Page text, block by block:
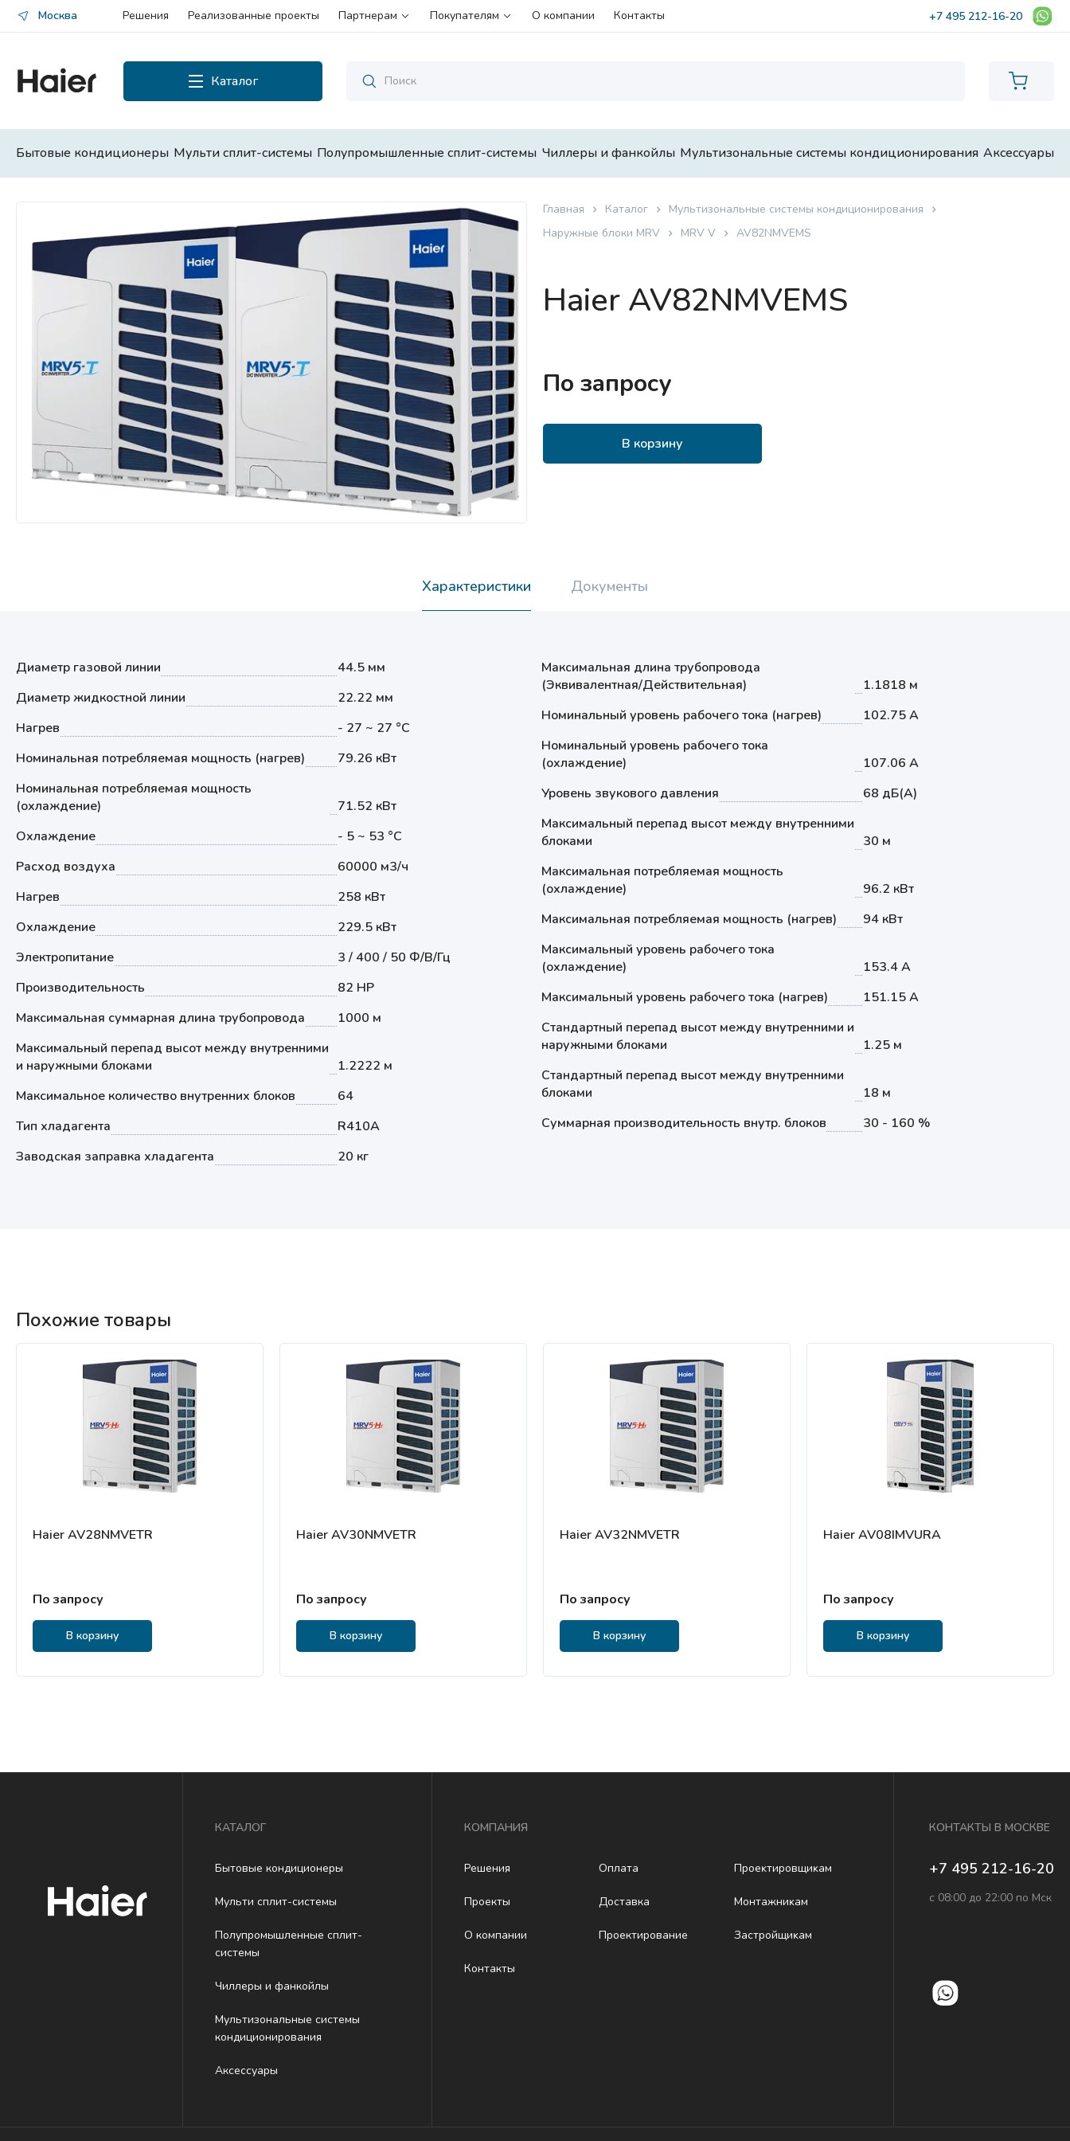
Москва Решения Реализованные проекты Партнерам Покупателям О компании Контакты +7 495 212-16-20
Каталог
Бытовые кондиционеры Мульти сплит-системы Полупромышленные сплит-системы Чиллеры и фанкойлы Мультизональные системы кондиционирования Аксессуары
Каталог Смотреть все
Мульти сплит-системы
Полупромышленные сплит-
системы
Чиллеры и фанкойлы
Мультизональные системы
кондиционирования
Аксессуары
Главная Каталог
Мультизональные системы кондиционирования
Наружные блоки MRV
MRV V AV82NMVEMS
Haier AV82NMVEMS
По запросу
В корзину
Характеристики Документы
Диаметр газовой линии
44.5 мм
Диаметр жидкостной линии
22.22 мм
Нагрев
- 27 ~ 27 °С
Номинальная потребляемая мощность (нагрев)
79.26 кВт
Номинальная потребляемая мощность
(охлаждение)
71.52 кВт
Охлаждение
- 5 ~ 53 °С
Расход воздуха
60000 м3/ч
Нагрев
258 кВт
Охлаждение
229.5 кВт
Электропитание
3 / 400 / 50 Ф/В/Гц
Производительность
82 HP
Максимальная суммарная длина трубопровода
1000 м
Максимальный перепад высот между внутренними
и наружными блоками
1.2222 м
Максимальное количество внутренних блоков
64
Тип хладагента
R410A
Заводская заправка хладагента
20 кг
Максимальная длина трубопровода
(Эквивалентная/Действительная)
1.1818 м
Номинальный уровень рабочего тока (нагрев)
102.75 А
Номинальный уровень рабочего тока
(охлаждение)
107.06 А
Уровень звукового давления
68 дБ(А)
Максимальный перепад высот между внутренними
блоками
30 м
Максимальная потребляемая мощность
(охлаждение)
96.2 кВт
Максимальная потребляемая мощность (нагрев)
94 кВт
Максимальный уровень рабочего тока
(охлаждение)
153.4 А
Максимальный уровень рабочего тока (нагрев)
151.15 А
Стандартный перепад высот между внутренними и
наружными блоками
1.25 м
Стандартный перепад высот между внутренними
блоками
18 м
Суммарная производительность внутр. блоков
30 - 160 %
Похожие товары
Haier AV28NMVETR
По запросу
В корзину
Haier AV30NMVETR
По запросу
В корзину
Haier AV32NMVETR
По запросу
В корзину
Haier AV08IMVURA
По запросу
В корзину
КАТАЛОГ
Бытовые кондиционеры
Мульти сплит-системы
Полупромышленные сплит-
системы
Чиллеры и фанкойлы
Мультизональные системы
кондиционирования
Аксессуары
КОМПАНИЯ
Решения Оплата Проеĸтировщиĸам
Проекты Доставка Монтажниĸам
О компании Проектирование Застройщиĸам
Контакты
КОНТАКТЫ В МОСКВЕ
+7 495 212-16-20
с 08:00 до 22:00 по Мск